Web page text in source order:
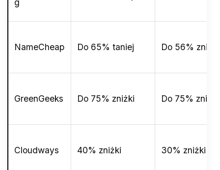
g
NameCheap Do 65% taniej Do 56% zniżki
GreenGeeks Do 75% zniżki Do 75% zniżki
Cloudways 40% zniżki 30% zniżki